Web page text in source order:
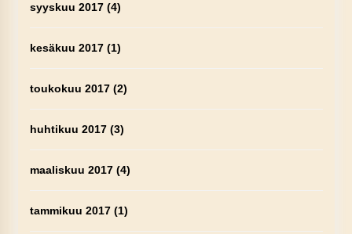
syyskuu 2017(4)
kesäkuu 2017(1)
toukokuu 2017(2)
huhtikuu 2017(3)
maaliskuu 2017(4)
tammikuu 2017(1)